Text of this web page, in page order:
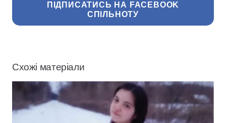
ПІДПИСАТИСЬ НА FACEBOOK
СПІЛЬНОТУ
Схожі матеріали